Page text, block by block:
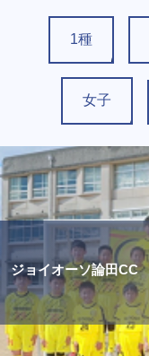
1種
女子
ジョイオーソ論田CC